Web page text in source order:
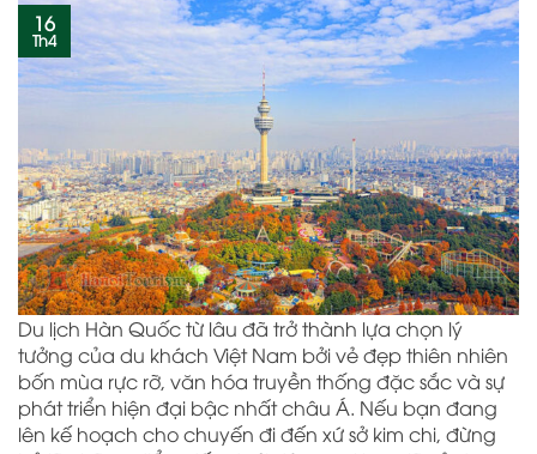
16
Th4
Du lịch Hàn Quốc từ lâu đã trở thành lựa chọn lý
tưởng của du khách Việt Nam bởi vẻ đẹp thiên nhiên
bốn mùa rực rỡ, văn hóa truyền thống đặc sắc và sự
phát triển hiện đại bậc nhất châu Á. Nếu bạn đang
lên kế hoạch cho chuyến đi đến xứ sở kim chi, đừng